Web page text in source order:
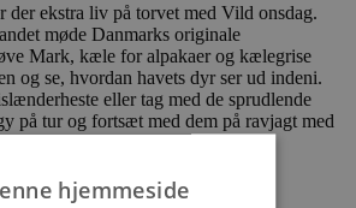
der ekstra liv på torvet med Vild onsdag.
møde Danmarks originale
Mark, kæle for alpakaer og kælegrise
og se, hvordan havets dyr ser ud indeni.
eller tag med de sprudlende
på tur og fortsæt med dem på ravjagt med
på.
hjemmeside